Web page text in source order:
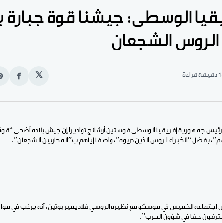
الوسطى: جيشنا قوة
الروس الشجعان
1 دقيقة قراءة 𝕏
انشر
رئيس جمهورية إفريقيا الوسطى فوستين أرشانج تواديرا إن جيش بلاده أضحى “قوة
بفضل “الخبراء الروس الذين دربوه”، واصفا إياهم ب”المحاربين الشجعان”.
الخميس في موسكو مع نظيره الروسي فلاديمير بوتين، أنه يرغب في
حقا في شؤون الحرب”.